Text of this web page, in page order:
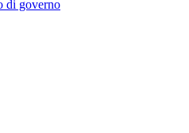
di governo